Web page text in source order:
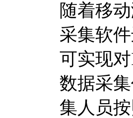
随着移
采集软
可实现
数据采
集人员